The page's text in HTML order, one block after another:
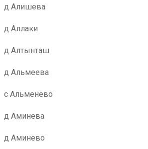
д Алишева
д Аллаки
д Алтынташ
д Альмеева
с Альменево
д Аминева
д Аминево